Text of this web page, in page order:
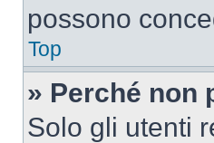
possono
Top
» Perché non
Solo gli utenti